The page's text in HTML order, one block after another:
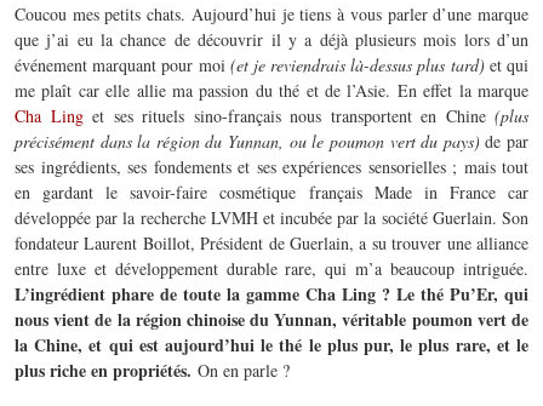
Coucou mes petits chats. Aujourd’hui je tiens à vous parler d’une marque
que j’ai eu la chance de découvrir il y a déjà plusieurs mois lors d’un
événement marquant pour moi (et je reviendrais là-dessus plus tard) et qui
me plaît car elle allie ma passion du thé et de l’Asie. En effet la marque
Cha Linget ses rituels sino-français nous transportent en Chine(plus
précisément dans la région du Yunnan, ou le poumon vert du pays) de par
ses ingrédients, ses fondements et ses expériences sensorielles ; mais tout
en gardant le savoir-faire cosmétique français Made in France car
développée par la recherche LVMH et incubée par la société Guerlain. Son
fondateur Laurent Boillot, Président de Guerlain, a su trouver une alliance
entre luxe et développement durable rare, qui m’a beaucoup intriguée.
L’ingrédient phare de toute la gamme Cha Ling ? Le thé Pu’Er, qui
nous vient de la région chinoise du Yunnan, véritable poumon vert de
la Chine, et qui est aujourd’hui le thé le plus pur, le plus rare, et le
plus riche en propriétés. On en parle ?